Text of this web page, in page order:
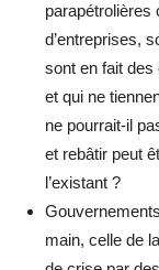
parapétrolières
d’entreprises,
sont en fait
et qui ne
ne pourrait-il
et rebâtir peut
l’existant ?
main, celle de